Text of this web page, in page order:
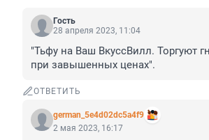
Гость
28 апреля 2023, 11:04
"Тьфу на Ваш ВкуссВилл. Торгуют
при завышенных ценах".
ОТВЕТИТЬ
german_5e4d02dc5a4f9
2 мая 2023, 16:17